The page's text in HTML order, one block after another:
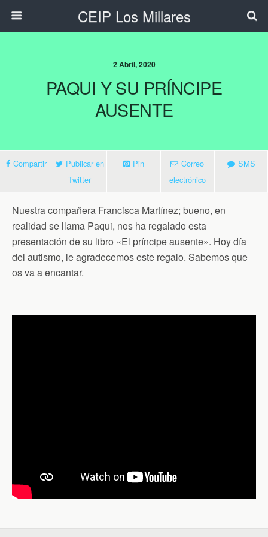
CEIP Los Millares
2 Abril, 2020
PAQUI Y SU PRÍNCIPE
AUSENTE
Compartir
Publicar en
Twitter
Pin
Correo
electrónico
SMS
Nuestra compañera Francisca Martínez; bueno, en
realidad se llama Paqui, nos ha regalado esta
presentación de su libro «El príncipe ausente». Hoy día
del autismo, le agradecemos este regalo. Sabemos que
os va a encantar.